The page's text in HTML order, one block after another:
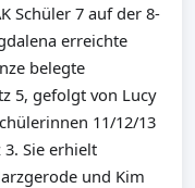
Schüler 7 auf der 8-
erreichte
belegte
5, gefolgt von Lucy
11/12/13
3. Sie erhielt
und Kim